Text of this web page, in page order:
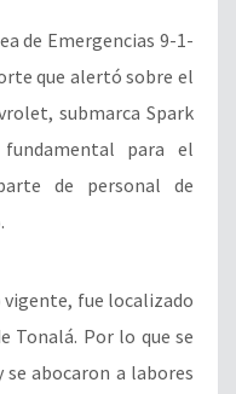
de Emergencias 9-1-
que alertó sobre el
submarca Spark
para el
de personal de
fue localizado
Tonalá. Por lo que se
abocaron a labores